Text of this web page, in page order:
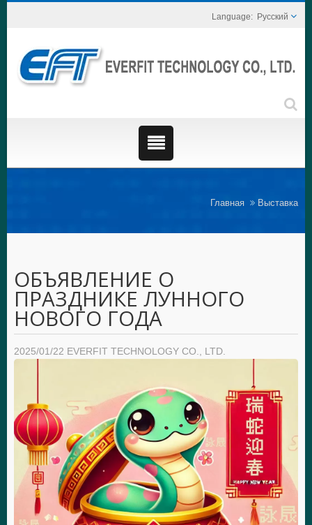
Русский
Главная Выставка
ОБЪЯВЛЕНИЕ О
ПРАЗДНИКЕ ЛУННОГО
НОВОГО ГОДА
2025/01/22 EVERFIT TECHNOLOGY CO., LTD.